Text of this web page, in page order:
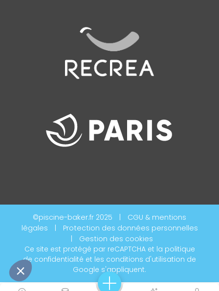
©piscine-baker.fr 2025
CGU & mentions
légales
Protection des données personnelles
Gestion des cookies
Ce site est protégé par reCAPTCHA et la politique
de confidentialité et les conditions d'utilisation de
Google s'appliquent.